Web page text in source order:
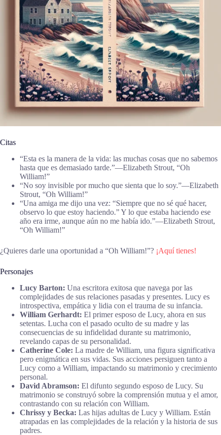
Citas
“Esta es la manera de la vida: las muchas cosas que no sabemos
hasta que es demasiado tarde.”―Elizabeth Strout, “Oh
William!”
“No soy invisible por mucho que sienta que lo soy.”―Elizabeth
Strout, “Oh William!”
“Una amiga me dijo una vez: “Siempre que no sé qué hacer,
observo lo que estoy haciendo.” Y lo que estaba haciendo ese
año era irme, aunque aún no me había ido.”―Elizabeth Strout,
“Oh William!”
¿Quieres darle una oportunidad a “Oh William!”? ¡Aquí tienes!
Personajes
Lucy Barton: Una escritora exitosa que navega por las
complejidades de sus relaciones pasadas y presentes. Lucy es
introspectiva, empática y lidia con el trauma de su infancia.
William Gerhardt: El primer esposo de Lucy, ahora en sus
setentas. Lucha con el pasado oculto de su madre y las
consecuencias de su infidelidad durante su matrimonio,
revelando capas de su personalidad.
Catherine Cole: La madre de William, una figura significativa
pero enigmática en sus vidas. Sus acciones persiguen tanto a
Lucy como a William, impactando su matrimonio y crecimiento
personal.
David Abramson: El difunto segundo esposo de Lucy. Su
matrimonio se construyó sobre la comprensión mutua y el amor,
contrastando con su relación con William.
Chrissy y Becka: Las hijas adultas de Lucy y William. Están
atrapadas en las complejidades de la relación y la historia de sus
padres.